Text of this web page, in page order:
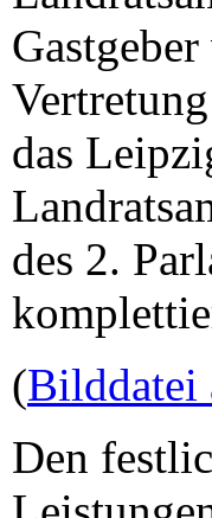
das
des 2.
(Bilddatei
Den